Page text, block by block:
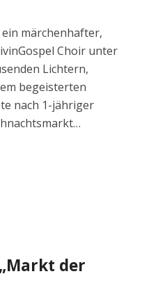
märchenhafter,
Choir unter
Lichtern,
begeisterten
nach 1-jähriger
der